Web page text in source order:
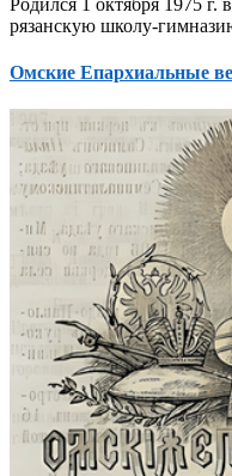
рязанскую школу-
Омские Епархиальные